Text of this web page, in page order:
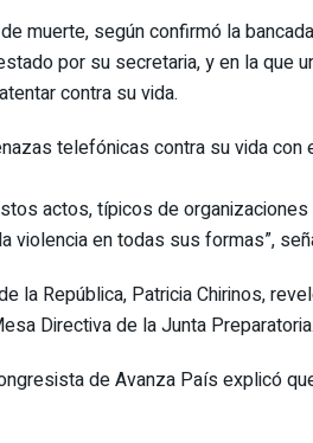
muerte, según confirmó la
por su secretaria, y en la que
contra su vida.
telefónicas contra su vida
actos, típicos de
violencia en todas sus formas”,
República, Patricia Chirinos,
Directiva de la Junta Preparatoria.
de Avanza País explicó